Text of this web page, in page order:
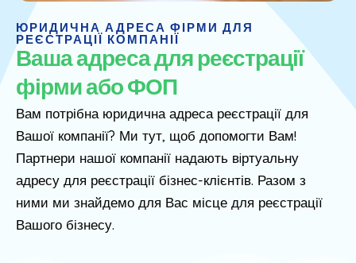
ЮРИДИЧНА АДРЕСА ФІРМИ ДЛЯ
РЕЄСТРАЦІЇ КОМПАНІЇ
Ваша адреса для реєстрації
фірми або ФОП
Вам потрібна юридична адреса реєстрації для
Вашої компанії? Ми тут, щоб допомогти Вам!
Партнери нашої компанії надають вiртуальну
адресу для реєстрації бізнес-клієнтів. Разом з
ними ми знайдемо для Вас місце для реєстрації
Вашого бізнесу.